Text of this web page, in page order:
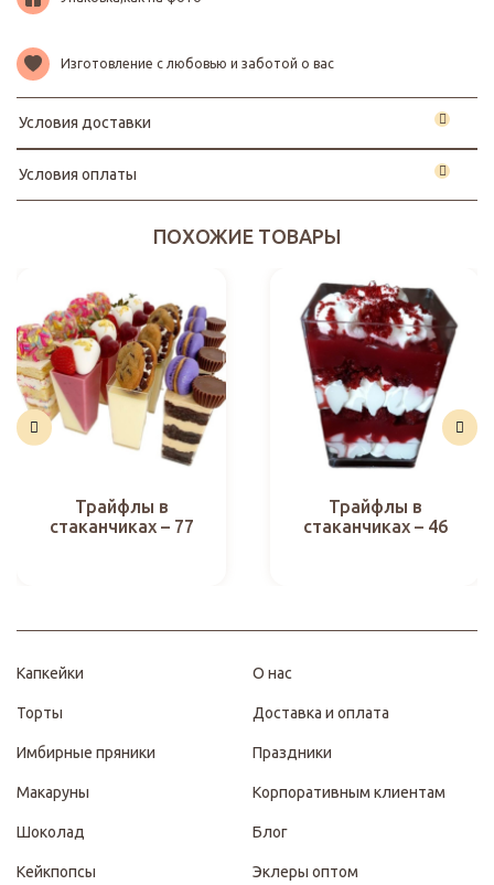
Изготовление с любовью и заботой о вас
Условия доставки
Условия оплаты
ПОХОЖИЕ ТОВАРЫ
Трайфлы в
стаканчиках – 77
Трайфлы в
стаканчиках – 46
Капкейки
Торты
Имбирные пряники
Макаруны
Шоколад
Кейкпопсы
О нас
Доставка и оплата
Праздники
Корпоративным клиентам
Блог
Эклеры оптом